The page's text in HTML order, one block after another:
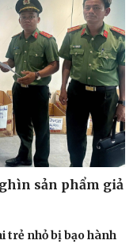
sản phẩm giả
trẻ nhỏ bị bạo hành